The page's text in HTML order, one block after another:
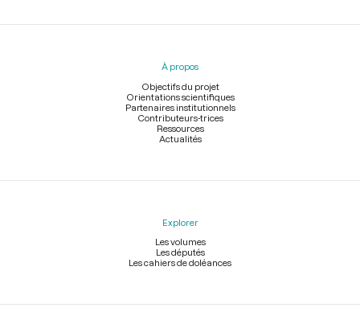
Menu
À propos
Objectifs du projet
Orientations scientifiques
Partenaires institutionnels
Contributeurs-trices
Ressources
Actualités
Explorer
Les volumes
Les députés
Les cahiers de doléances